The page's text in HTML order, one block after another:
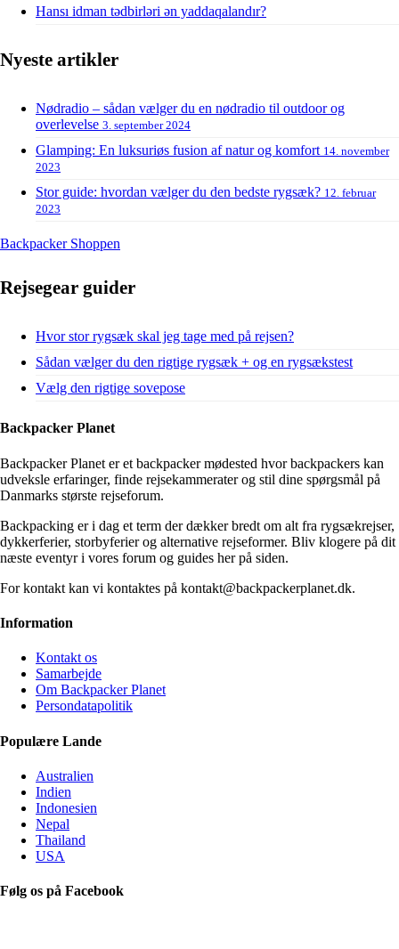
Hansı idman tədbirləri ən yaddaqalandır?
Nyeste artikler
Nødradio – sådan vælger du en nødradio til outdoor og
overlevelse 3. september 2024
Glamping: En luksuriøs fusion af natur og komfort 14. november
2023
Stor guide: hvordan vælger du den bedste rygsæk? 12. februar
2023
Backpacker Shoppen
Rejsegear guider
Hvor stor rygsæk skal jeg tage med på rejsen?
Sådan vælger du den rigtige rygsæk + og en rygsækstest
Vælg den rigtige sovepose
Backpacker Planet
Backpacker Planet er et backpacker mødested hvor backpackers kan
udveksle erfaringer, finde rejsekammerater og stil dine spørgsmål på
Danmarks største rejseforum.
Backpacking er i dag et term der dækker bredt om alt fra rygsækrejser,
dykkerferier, storbyferier og alternative rejseformer. Bliv klogere på dit
næste eventyr i vores forum og guides her på siden.
For kontakt kan vi kontaktes på kontakt@backpackerplanet.dk.
Information
Kontakt os
Samarbejde
Om Backpacker Planet
Persondatapolitik
Populære Lande
Australien
Indien
Indonesien
Nepal
Thailand
USA
Følg os på Facebook